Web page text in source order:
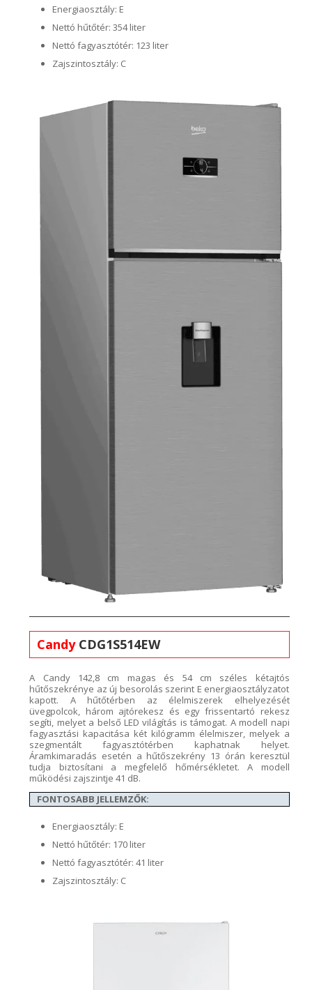
Energiaosztály: E
Nettó hűtőtér: 354 liter
Nettó fagyasztótér: 123 liter
Zajszintosztály: C
CandyCDG1S514EW
A Candy142,8 cm magas és 54 cm széles kétajtós
hűtőszekrénye az új besorolás szerint E energiaosztályzatot
kapott. A hűtőtérben az élelmiszerek elhelyezését
üvegpolcok, három ajtórekesz és egyfrissentartó rekesz
segíti , melyet a belső LED világítás is támogat. A modell napi
fagyasztási kapacitása két kilógramm élelmiszer, melyek a
szegmentált fagyasztótérben kaphatnak helyet.
Áramkimaradás esetén a hűtőszekrény 13 órán keresztül
tudja biztosítani a megfelelő hőmérsékletet. A modell
működési zajszintje 41 dB.
FONTOSABB JELLEMZŐK:
Energiaosztály: E
Nettó hűtőtér: 170 liter
Nettó fagyasztótér: 41 liter
Zajszintosztály: C